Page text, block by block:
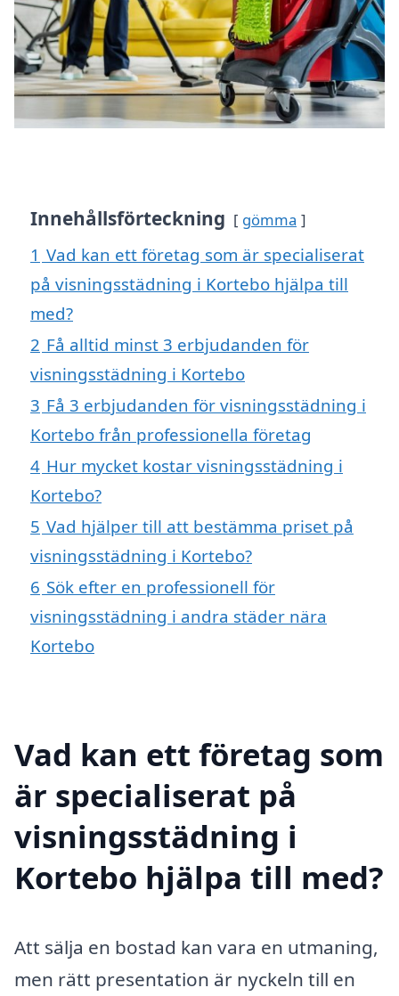
Innehållsförteckning gömma
1 Vad kan ett företag som är specialiserat
på visningsstädning i Kortebo hjälpa till
med?
2 Få alltid minst 3 erbjudanden för
visningsstädning i Kortebo
3 Få 3 erbjudanden för visningsstädning i
Kortebo från professionella företag
4 Hur mycket kostar visningsstädning i
Kortebo?
5 Vad hjälper till att bestämma priset på
visningsstädning i Kortebo?
6 Sök efter en professionell för
visningsstädning i andra städer nära
Kortebo
Vad kan ett företag som
är specialiserat på
visningsstädning i
Kortebo hjälpa till med?
Att sälja en bostad kan vara en utmaning,
men rätt presentation är nyckeln till en